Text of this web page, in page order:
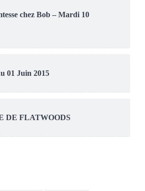
chez Bob – Mardi 10
01 Juin 2015
DE FLATWOODS